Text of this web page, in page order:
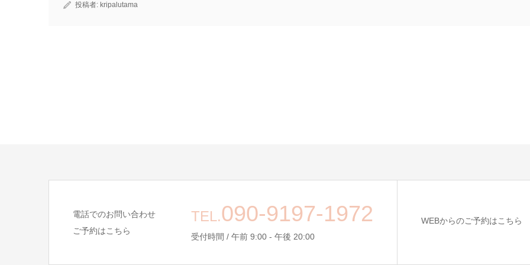
投稿者: kripalutama
電話でのお問い合わせ
ご予約はこちら
TEL.090-9197-1972
受付時間 / 午前 9:00 - 午後 20:00
WEBからのご予約はこちら